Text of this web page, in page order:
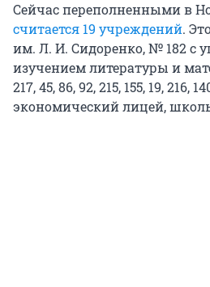
Сейчас переполненными в
считается 19 учреждений.
им. Л. И. Сидоренко, № 182 с
изучением литературы и
217, 45, 86, 92, 215, 155, 19, 216,
экономический лицей,